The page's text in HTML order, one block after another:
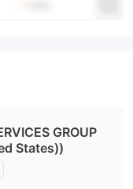
GROUP
States))